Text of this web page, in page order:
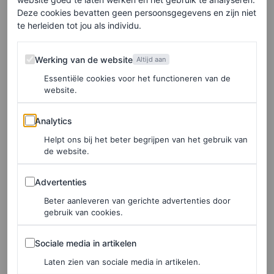
Deze cookies bevatten geen persoonsgegevens en zijn niet
te herleiden tot jou als individu.
Werking van de website
Werking van de website Altijd aan
Essentiële cookies voor het functioneren van de
website.
Analytics
Analytics
Helpt ons bij het beter begrijpen van het gebruik van
de website.
Advertenties
Advertenties
Beter aanleveren van gerichte advertenties door
gebruik van cookies.
Sociale media in artikelen
Sociale media in artikelen
Laten zien van sociale media in artikelen.